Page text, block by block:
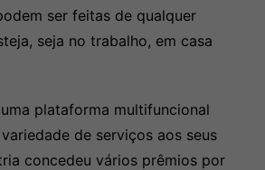
ser feitas de qualquer
seja no trabalho, em casa
plataforma multifuncional
de serviços aos seus
concedeu vários prêmios por